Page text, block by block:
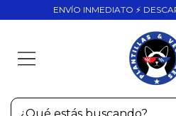
ENVÍO INMEDIATO ⚡